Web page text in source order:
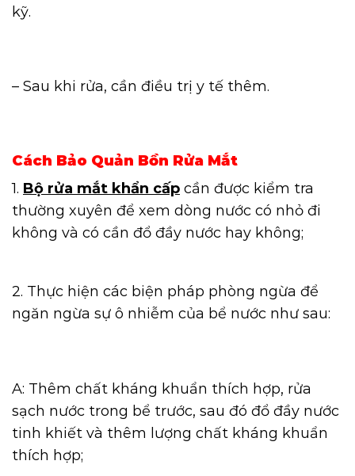
kỹ.
– Sau khi rửa, cần điều trị y tế thêm.
Cách Bảo Quản Bồn Rửa Mắt
1. Bộ rửa mắt khẩn cấp cần được kiểm tra
thường xuyên để xem dòng nước có nhỏ đi
không và có cần đổ đầy nước hay không;
2. Thực hiện các biện pháp phòng ngừa để
ngăn ngừa sự ô nhiễm của bể nước như sau:
A: Thêm chất kháng khuẩn thích hợp, rửa
sạch nước trong bể trước, sau đó đổ đầy nước
tinh khiết và thêm lượng chất kháng khuẩn
thích hợp;